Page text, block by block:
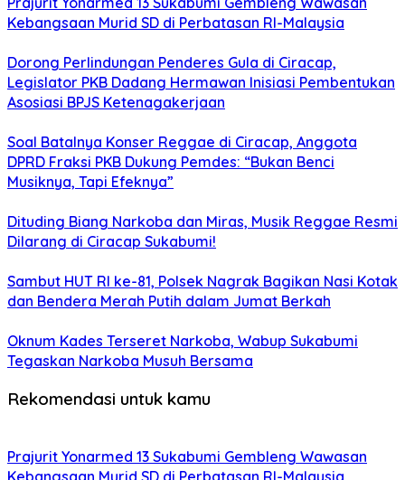
Kebangsaan Murid SD di Perbatasan RI-Malaysia
Dorong Perlindungan Penderes Gula di Ciracap,
Legislator PKB Dadang Hermawan Inisiasi Pembentukan
Asosiasi BPJS Ketenagakerjaan
Soal Batalnya Konser Reggae di Ciracap, Anggota
DPRD Fraksi PKB Dukung Pemdes: “Bukan Benci
Musiknya, Tapi Efeknya”
Dituding Biang Narkoba dan Miras, Musik Reggae Resmi
Dilarang di Ciracap Sukabumi!
Sambut HUT RI ke-81, Polsek Nagrak Bagikan Nasi Kotak
dan Bendera Merah Putih dalam Jumat Berkah
Oknum Kades Terseret Narkoba, Wabup Sukabumi
Tegaskan Narkoba Musuh Bersama
Rekomendasi untuk kamu
Prajurit Yonarmed 13 Sukabumi Gembleng Wawasan
Kebangsaan Murid SD di Perbatasan RI-Malaysia